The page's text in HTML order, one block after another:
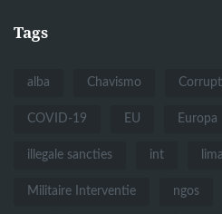
Tags
alba Chavismo
COVID-19 EU Europa
illegale sancties int lima
Militaire Interventie ngos